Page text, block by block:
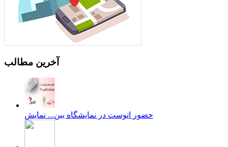
آخرین مطالب
حضور اتوست در نمایشگاه بین... نمایش